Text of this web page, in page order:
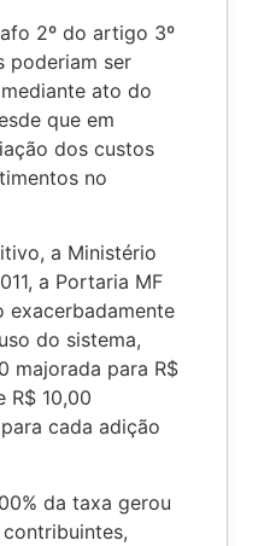
2º do artigo 3º
poderiam ser
ato do
que em
dos custos
no
a Ministério
a Portaria MF
exacerbadamente
do sistema,
majorada para R$
R$ 10,00
cada adição
da taxa gerou